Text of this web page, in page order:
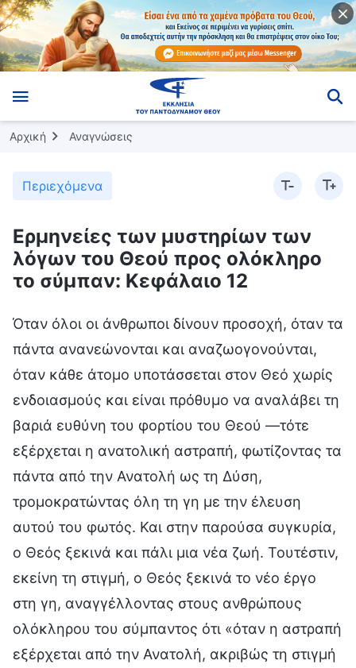
Αρχική Αναγνώσεις
Περιεχόμενα
Ερμηνείες των μυστηρίων των
λόγων του Θεού προς ολόκληρο
το σύμπαν: Κεφάλαιο 12
Όταν όλοι οι άνθρωποι δίνουν προσοχή, όταν τα
πάντα ανανεώνονται και αναζωογονούνται,
όταν κάθε άτομο υποτάσσεται στον Θεό χωρίς
ενδοιασμούς και είναι πρόθυμο να αναλάβει τη
βαριά ευθύνη του φορτίου του Θεού —τότε
εξέρχεται η ανατολική αστραπή, φωτίζοντας τα
πάντα από την Ανατολή ως τη Δύση,
τρομοκρατώντας όλη τη γη με την έλευση
αυτού του φωτός. Και στην παρούσα συγκυρία,
ο Θεός ξεκινά και πάλι μια νέα ζωή. Τουτέστιν,
εκείνη τη στιγμή, ο Θεός ξεκινά το νέο έργο
στη γη, αναγγέλλοντας στους ανθρώπους
ολόκληρου του σύμπαντος ότι «όταν η αστραπή
εξέρχεται από την Ανατολή, ακριβώς τη στιγμή